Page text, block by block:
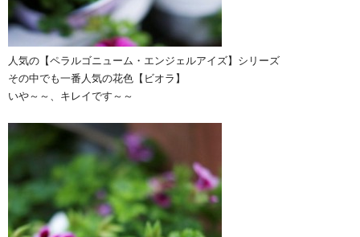
人気の【ペラルゴニューム・エンジェルアイズ】シリーズ
その中でも一番人気の花色【ビオラ】
いや～～、キレイです～～